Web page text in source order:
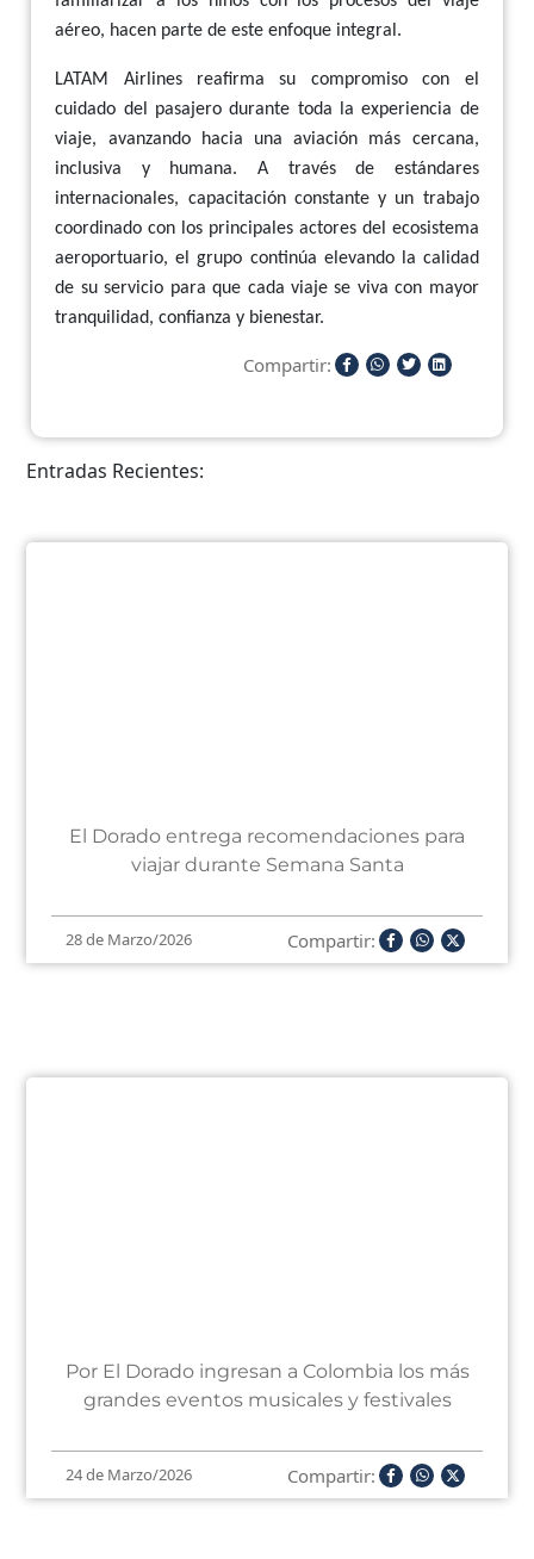
aéreo, hacen parte de este enfoque integral.
LATAM Airlines reafirma su compromiso con el
cuidado del pasajero durante toda la experiencia de
viaje, avanzando hacia una aviación más cercana,
inclusiva y humana. A través de estándares
internacionales, capacitación constante y un trabajo
coordinado con los principales actores del ecosistema
aeroportuario, el grupo continúa elevando la calidad
de su servicio para que cada viaje se viva con mayor
tranquilidad, confianza y bienestar.
Compartir:
Entradas Recientes:
El Dorado entrega recomendaciones para
viajar durante Semana Santa
28 de Marzo/2026 Compartir:
Por El Dorado ingresan a Colombia los más
grandes eventos musicales y festivales
24 de Marzo/2026 Compartir: